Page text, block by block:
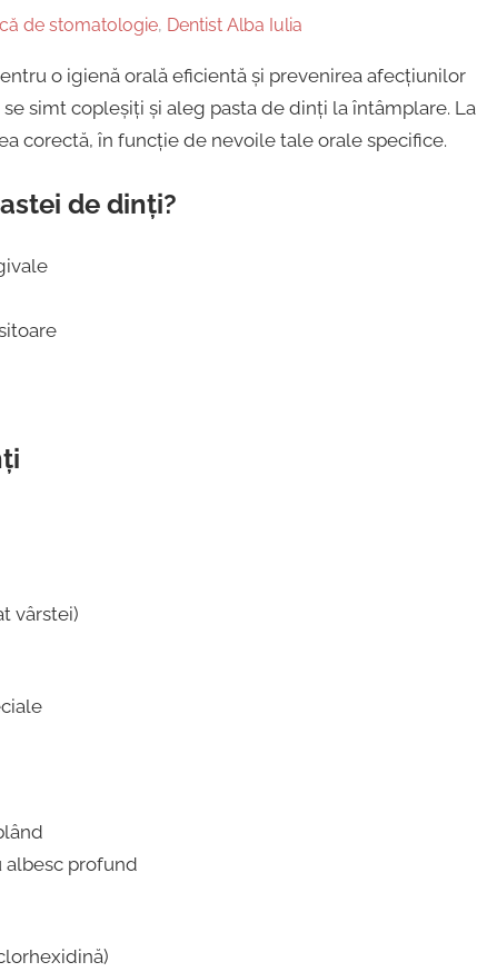
de stomatologie, Dentist Alba Iulia
o igienă orală eficientă și prevenirea afecțiunilor
simt copleșiți și aleg pasta de dinți la întâmplare. La
corectă, în funcție de nevoile tale orale specifice.
de dinți?
vârstei)
albesc profund